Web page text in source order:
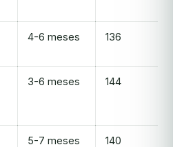
4-6 meses 136
3-6 meses 144
5-7 meses 140